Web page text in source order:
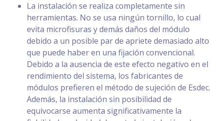
La instalación se realiza completamente sin
herramientas. No se usa ningún tornillo, lo cual
evita microfisuras y demás daños del módulo
debido a un posible par de apriete demasiado alto
que puede haber en una fijación convencional.
Debido a la ausencia de este efecto negativo en el
rendimiento del sistema, los fabricantes de
módulos prefieren el método de sujeción de Esdec.
Además, la instalación sin posibilidad de
equivocarse aumenta significativamente la